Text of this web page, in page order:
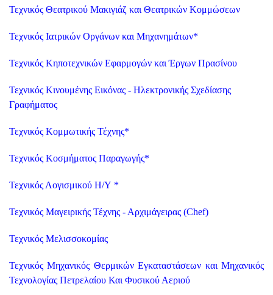
Τεχνικός Θεατρικού Μακιγιάζ και Θεατρικών Κομμώσεων
Τεχνικός Ιατρικών Οργάνων και Μηχανημάτων*
Τεχνικός Κηποτεχνικών Εφαρμογών και Έργων Πρασίνου
Τεχνικός Κινουμένης Εικόνας - Ηλεκτρονικής Σχεδίασης
Γραφήματος
Τεχνικός Κομμωτικής Τέχνης*
Τεχνικός Κοσμήματος Παραγωγής*
Τεχνικός Λογισμικού Η/Υ *
Τεχνικός Μαγειρικής Τέχνης - Αρχιμάγειρας (Chef)
Τεχνικός Μελισσοκομίας
Τεχνικός Μηχανικός Θερμικών Εγκαταστάσεων και Μηχανικός
Τεχνολογίας Πετρελαίου Και Φυσικού Αεριού